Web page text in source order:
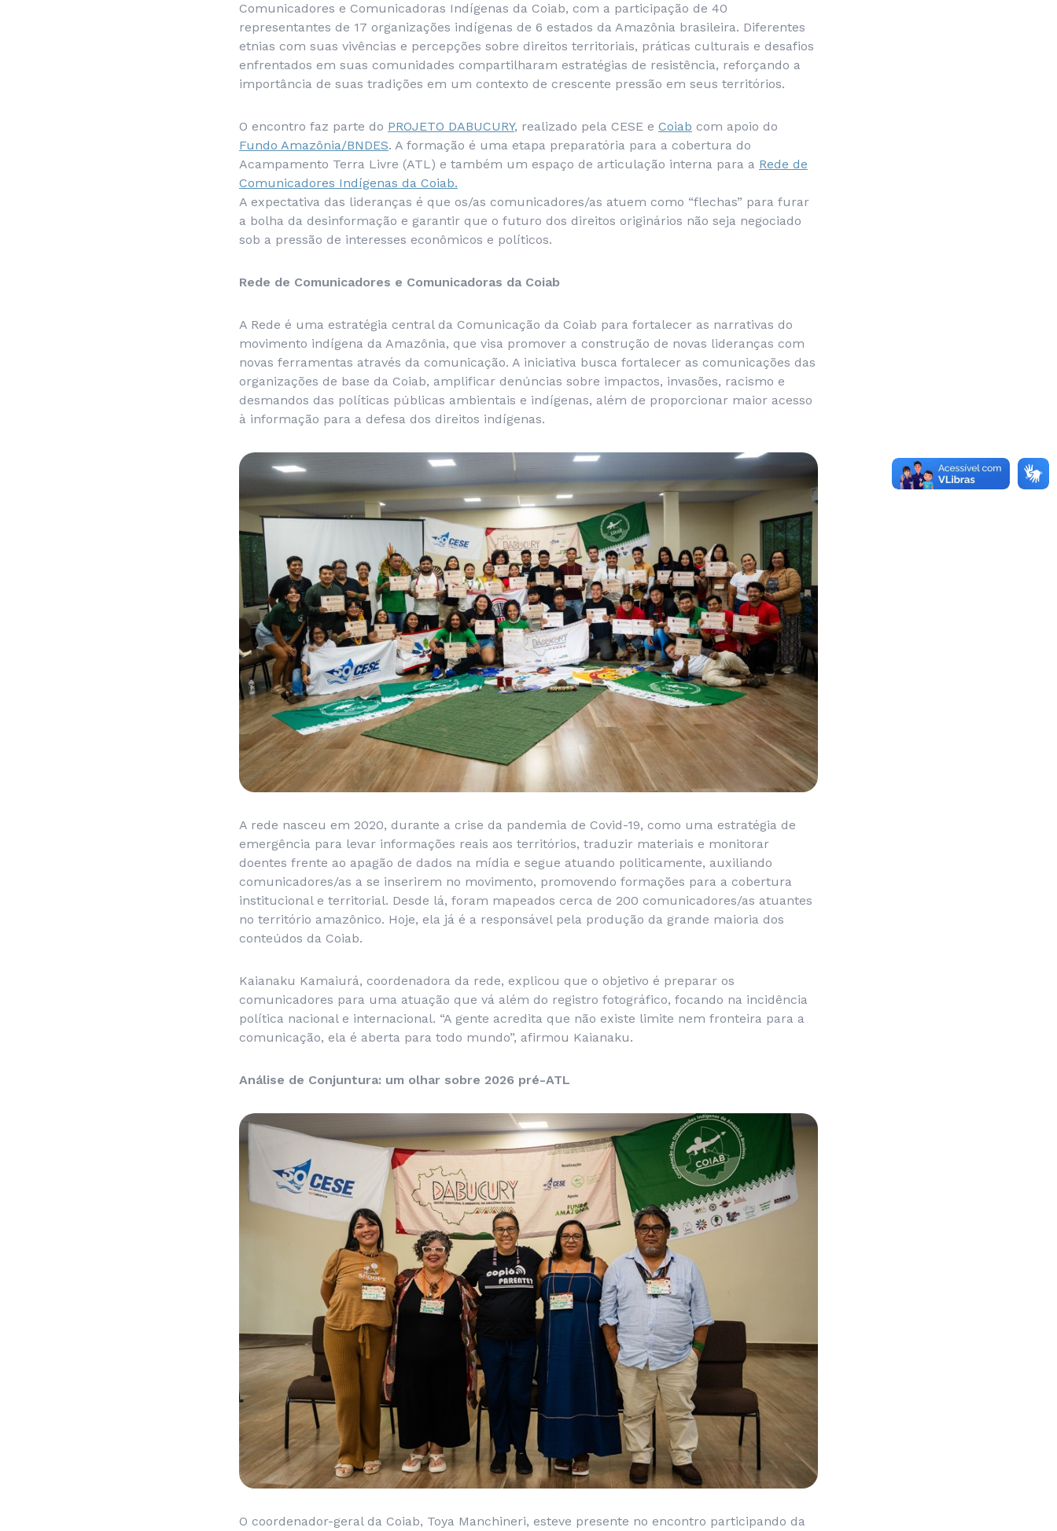
Comunicadores e Comunicadoras Indígenas da Coiab, com a participação de 40
representantes de 17 organizações indígenas de 6 estados da Amazônia brasileira. Diferentes
etnias com suas vivências e percepções sobre direitos territoriais, práticas culturais e desafios
enfrentados em suas comunidades compartilharam estratégias de resistência, reforçando a
importância de suas tradições em um contexto de crescente pressão em seus territórios.
O encontro faz parte do PROJETO DABUCURY, realizado pela CESE e Coiab com apoio do
Fundo Amazônia/BNDES. A formação é uma etapa preparatória para a cobertura do
Acampamento Terra Livre (ATL) e também um espaço de articulação interna para a Rede de
Comunicadores Indígenas da Coiab.
A expectativa das lideranças é que os/as comunicadores/as atuem como “flechas” para furar
a bolha da desinformação e garantir que o futuro dos direitos originários não seja negociado
sob a pressão de interesses econômicos e políticos.
Rede de Comunicadores e Comunicadoras da Coiab
A Rede é uma estratégia central da Comunicação da Coiab para fortalecer as narrativas do
movimento indígena da Amazônia, que visa promover a construção de novas lideranças com
novas ferramentas através da comunicação. A iniciativa busca fortalecer as comunicações das
organizações de base da Coiab, amplificar denúncias sobre impactos, invasões, racismo e
desmandos das políticas públicas ambientais e indígenas, além de proporcionar maior acesso
à informação para a defesa dos direitos indígenas.
A rede nasceu em 2020, durante a crise da pandemia de Covid-19, como uma estratégia de
emergência para levar informações reais aos territórios, traduzir materiais e monitorar
doentes frente ao apagão de dados na mídia e segue atuando politicamente, auxiliando
comunicadores/as a se inserirem no movimento, promovendo formações para a cobertura
institucional e territorial. Desde lá, foram mapeados cerca de 200 comunicadores/as atuantes
no território amazônico. Hoje, ela já é a responsável pela produção da grande maioria dos
conteúdos da Coiab.
Kaianaku Kamaiurá, coordenadora da rede, explicou que o objetivo é preparar os
comunicadores para uma atuação que vá além do registro fotográfico, focando na incidência
política nacional e internacional. “A gente acredita que não existe limite nem fronteira para a
comunicação, ela é aberta para todo mundo”, afirmou Kaianaku.
Análise de Conjuntura: um olhar sobre 2026 pré-ATL
O coordenador-geral da Coiab, Toya Manchineri, esteve presente no encontro participando da